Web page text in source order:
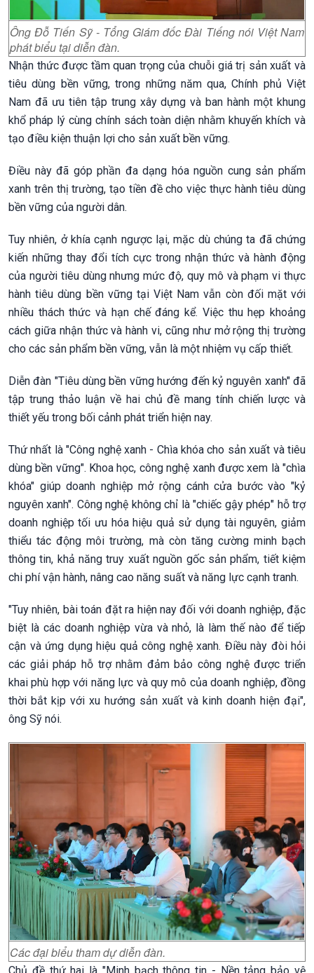
Ông Đỗ Tiến Sỹ - Tổng Giám đốc Đài Tiếng nói Việt Nam
phát biểu tại diễn đàn.
Nhận thức được tầm quan trọng của chuỗi giá trị sản xuất và
tiêu dùng bền vững, trong những năm qua, Chính phủ Việt
Nam đã ưu tiên tập trung xây dựng và ban hành một khung
khổ pháp lý cùng chính sách toàn diện nhằm khuyến khích và
tạo điều kiện thuận lợi cho sản xuất bền vững.
Điều này đã góp phần đa dạng hóa nguồn cung sản phẩm
xanh trên thị trường, tạo tiền đề cho việc thực hành tiêu dùng
bền vững của người dân.
Tuy nhiên, ở khía cạnh ngược lại, mặc dù chúng ta đã chứng
kiến những thay đổi tích cực trong nhận thức và hành động
của người tiêu dùng nhưng mức độ, quy mô và phạm vi thực
hành tiêu dùng bền vững tại Việt Nam vẫn còn đối mặt với
nhiều thách thức và hạn chế đáng kể. Việc thu hẹp khoảng
cách giữa nhận thức và hành vi, cũng như mở rộng thị trường
cho các sản phẩm bền vững, vẫn là một nhiệm vụ cấp thiết.
Diễn đàn "Tiêu dùng bền vững hướng đến kỷ nguyên xanh" đã
tập trung thảo luận về hai chủ đề mang tính chiến lược và
thiết yếu trong bối cảnh phát triển hiện nay.
Thứ nhất là "Công nghệ xanh - Chìa khóa cho sản xuất và tiêu
dùng bền vững". Khoa học, công nghệ xanh được xem là "chìa
khóa" giúp doanh nghiệp mở rộng cánh cửa bước vào "kỷ
nguyên xanh". Công nghệ không chỉ là "chiếc gậy phép" hỗ trợ
doanh nghiệp tối ưu hóa hiệu quả sử dụng tài nguyên, giảm
thiểu tác động môi trường, mà còn tăng cường minh bạch
thông tin, khả năng truy xuất nguồn gốc sản phẩm, tiết kiệm
chi phí vận hành, nâng cao năng suất và năng lực cạnh tranh.
"Tuy nhiên, bài toán đặt ra hiện nay đối với doanh nghiệp, đặc
biệt là các doanh nghiệp vừa và nhỏ, là làm thế nào để tiếp
cận và ứng dụng hiệu quả công nghệ xanh. Điều này đòi hỏi
các giải pháp hỗ trợ nhằm đảm bảo công nghệ được triển
khai phù hợp với năng lực và quy mô của doanh nghiệp, đồng
thời bắt kịp với xu hướng sản xuất và kinh doanh hiện đại",
ông Sỹ nói.
Các đại biểu tham dự diễn đàn.
Chủ đề thứ hai là "Minh bạch thông tin - Nền tảng bảo vệ